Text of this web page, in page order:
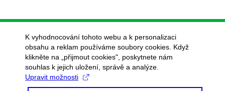
K vyhodnocování tohoto webu a k personalizaci
obsahu a reklam používáme soubory cookies. Když
klikněte na „přijmout cookies", poskytnete nám
souhlas k jejich uložení, správě a analýze.
Upravit možnosti